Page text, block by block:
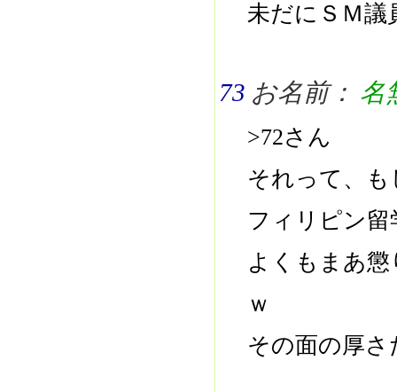
未だにＳＭ議
73 お名前： 名
>72さん
それって、
フィリピン
よくもまあ
ｗ
その面の厚